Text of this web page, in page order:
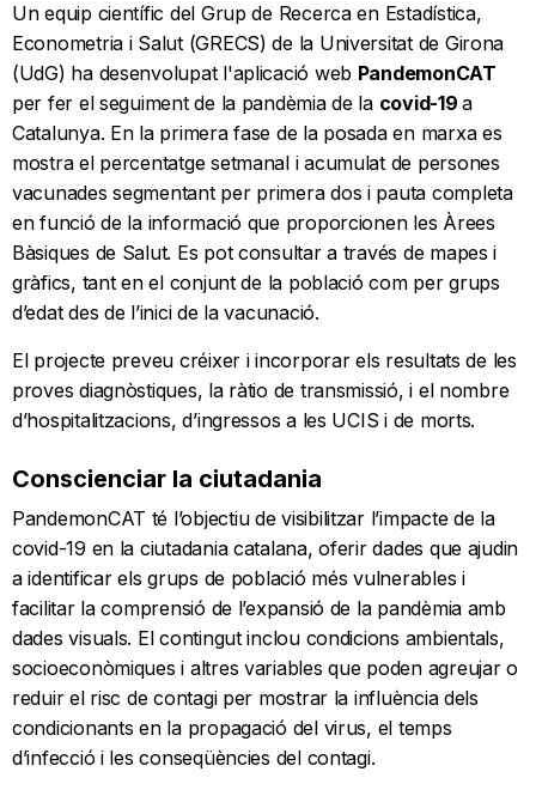
Un equip científic del Grup de Recerca en Estadística,
Econometria i Salut (GRECS) de la Universitat de Girona
(UdG) ha desenvolupat l'aplicació web PandemonCAT
per fer el seguiment de la pandèmia de la covid-19a
Catalunya. En la primera fase de la posada en marxa es
mostra el percentatge setmanal i acumulat de persones
vacunades segmentant per primera dos i pauta completa
en funció de la informació que proporcionen les Àrees
Bàsiques de Salut. Es pot consultar a través de mapes i
gràfics, tant en el conjunt de la població com per grups
d’edat des de l’inici de la vacunació.
El projecte preveu créixer i incorporar els resultats de les
proves diagnòstiques, la ràtio de transmissió, i el nombre
d’hospitalitzacions, d’ingressos a les UCIS i de morts.
Conscienciar la ciutadania
PandemonCAT té l’objectiu de visibilitzar l’impacte de la
covid-19 en la ciutadania catalana, oferir dades que ajudin
a identificar els grups de població més vulnerables i
facilitar la comprensió de l’expansió de la pandèmia amb
dades visuals. El contingut inclou condicions ambientals,
socioeconòmiques i altres variables que poden agreujar o
reduir el risc de contagi per mostrar la influència dels
condicionants en la propagació del virus, el temps
d’infecció i les conseqüències del contagi.